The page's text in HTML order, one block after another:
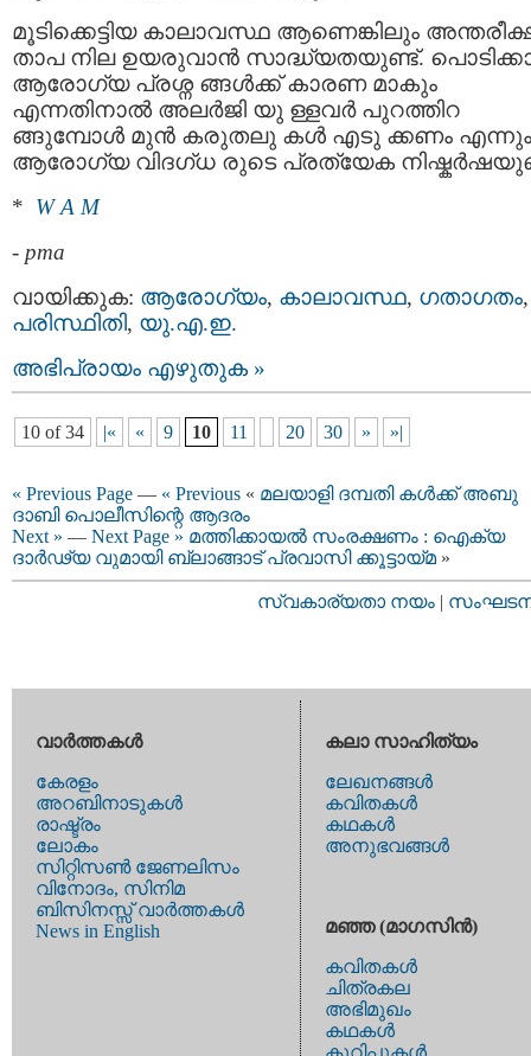
മൂടിക്കെട്ടിയ കാലാവസ്ഥ ആണെങ്കിലും
താപ നില ഉയരുവാന്‍ സാദ്ധ്യതയുണ്ട്.
ആരോഗ്യ പ്രശ്ന ങ്ങൾക്ക് കാരണ മാകും
എന്നതിനാല്‍ അലർജി യു ള്ളവർ പുറത്തിറ
ങ്ങുമ്പോള്‍ മുന്‍ കരുതലു കള്‍ എടു ക്കണം എന്നും
ആരോഗ്യ വിദഗ്ധ രുടെ പ്രത്യേക
* W A M
- pma
വായിക്കുക: ആരോഗ്യം, കാലാവസ്ഥ, ഗതാഗതം,
പരിസ്ഥിതി, യു.എ.ഇ.
അഭിപ്രായം എഴുതുക »
10 of 34 |« « 9 10 11 20 30 » »|
« Previous Page — « Previous « മലയാളി ദമ്പതി കൾക്ക്​ അബു
ദാബി പൊലീസിന്റെ ആദരം
Next » — Next Page » മത്തിക്കായൽ സംരക്ഷണം : ഐക്യ
ദാർഢ്യ വുമായി ബ്ലാങ്ങാട് പ്രവാസി ക്കൂട്ടായ്മ »
സ്വകാര്യതാ നയം |
വാര്‍ത്തകള്‍
കേരളം
അറബിനാടുകള്‍
രാഷ്ട്രം
ലോകം
സിറ്റിസണ്‍ ജേണലിസം
വിനോദം, സിനിമ
ബിസിനസ്സ് വാര്‍ത്തകള്‍
News in English
കലാ സാഹിത്യം
ലേഖനങ്ങള്‍
കവിതകള്‍
കഥകള്‍
അനുഭവങ്ങള്‍
മഞ്ഞ (മാഗസിന്‍)
കവിതകള്‍
ചിത്രകല
അഭിമുഖം
കഥകള്‍
കുറിപ്പുകള്‍